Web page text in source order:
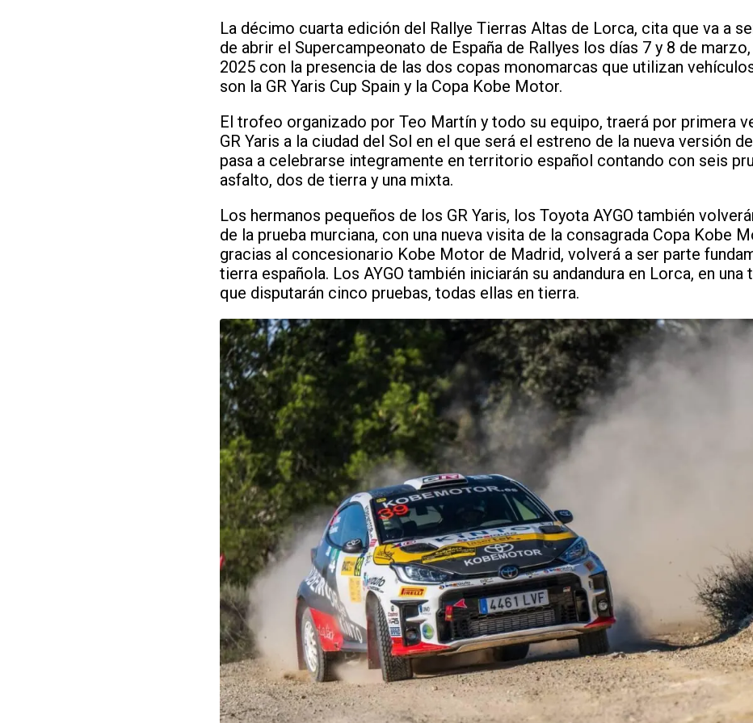
La décimo cuarta edición del Rallye Tierras Altas de Lorca, cita que va a
de abrir el Supercampeonato de España de Rallyes los días 7 y 8 de
2025 con la presencia de las dos copas monomarcas que utilizan
son la GR Yaris Cup Spain y la Copa Kobe Motor.
El trofeo organizado por Teo Martín y todo su equipo, traerá por primera
GR Yaris a la ciudad del Sol en el que será el estreno de la nueva versión
pasa a celebrarse integramente en territorio español contando con seis
asfalto, dos de tierra y una mixta.
Los hermanos pequeños de los GR Yaris, los Toyota AYGO también
de la prueba murciana, con una nueva visita de la consagrada Copa Kobe
gracias al concesionario Kobe Motor de Madrid, volverá a ser parte
tierra española. Los AYGO también iniciarán su andandura en Lorca, en una
que disputarán cinco pruebas, todas ellas en tierra.